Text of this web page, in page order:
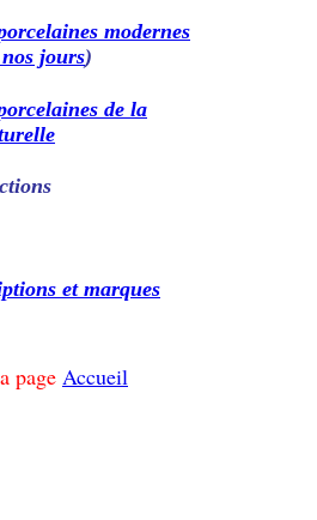
modernes
jours)
de la
et marques
page Accueil